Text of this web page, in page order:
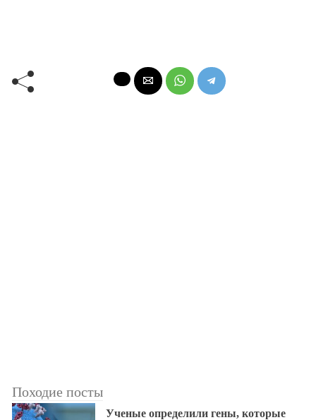
Походие посты
Ученые определили гены, которые